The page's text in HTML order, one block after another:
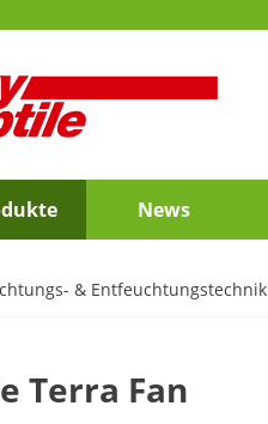
News
& Entfeuchtungstechnik
Terra Fan